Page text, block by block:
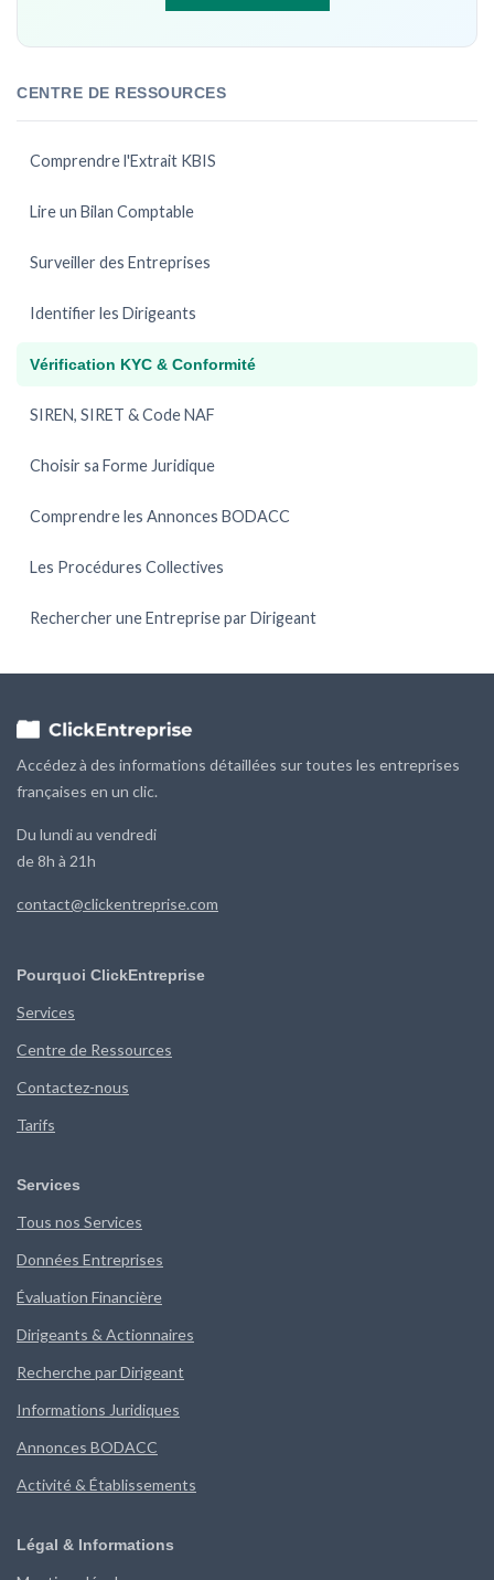
CENTRE DE RESSOURCES
Comprendre l'Extrait KBIS
Lire un Bilan Comptable
Surveiller des Entreprises
Identifier les Dirigeants
Vérification KYC & Conformité
SIREN, SIRET & Code NAF
Choisir sa Forme Juridique
Comprendre les Annonces BODACC
Les Procédures Collectives
Rechercher une Entreprise par Dirigeant
Accédez à des informations détaillées sur toutes les entreprises
françaises en un clic.
Du lundi au vendredi
de 8h à 21h
contact@clickentreprise.com
Pourquoi ClickEntreprise
Services
Centre de Ressources
Contactez-nous
Tarifs
Services
Tous nos Services
Données Entreprises
Évaluation Financière
Dirigeants & Actionnaires
Recherche par Dirigeant
Informations Juridiques
Annonces BODACC
Activité & Établissements
Légal & Informations